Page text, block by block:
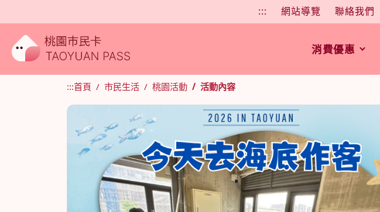
::: 網站導覽 聯絡我們
消費優惠
:::首頁 市民生活 桃園活動 活動內容